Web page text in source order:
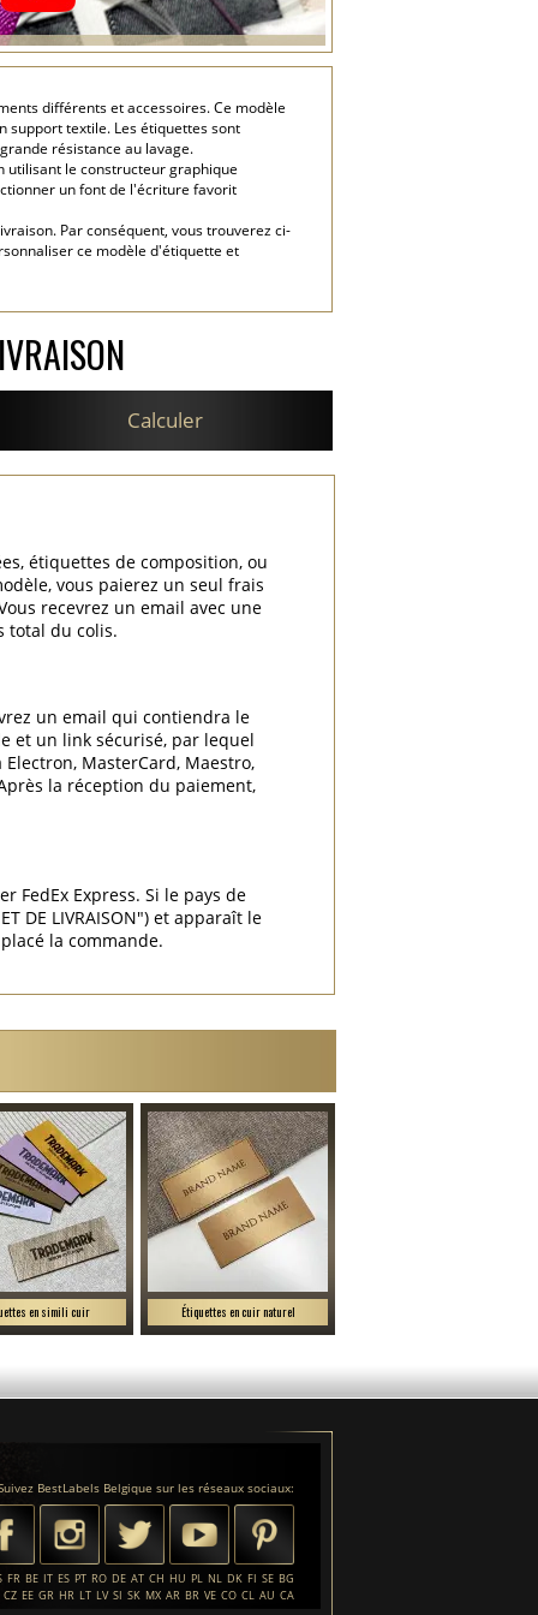
différents et accessoires. Ce modèle
support textile. Les étiquettes sont
résistance au lavage.
utilisant le constructeur graphique
un font de l'écriture favorit
Par conséquent, vous trouverez ci-
ce modèle d'étiquette et
Calculer
étiquettes de composition, ou
vous paierez un seul frais
recevrez un email avec une
total du colis.
un email qui contiendra le
et un link sécurisé, par lequel
MasterCard, Maestro,
la réception du paiement,
FedEx Express. Si le pays de
DE LIVRAISON") et apparaît le
la commande.
en simili cuir Étiquettes en cuir naturel
BestLabels Belgique sur les réseaux sociaux:
FR BE IT ES PT RO DE AT CH HU PL NL DK FI SE BG
CZ EE GR HR LT LV SI SK MX AR BR VE CO CL AU CA